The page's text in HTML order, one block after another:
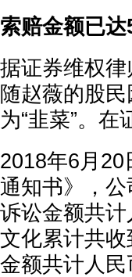
索赔金额已
据证券维权
随赵薇的股
为“韭菜”。
2018年6月20
通知书》，
诉讼金额共
文化累计共
金额共计人民